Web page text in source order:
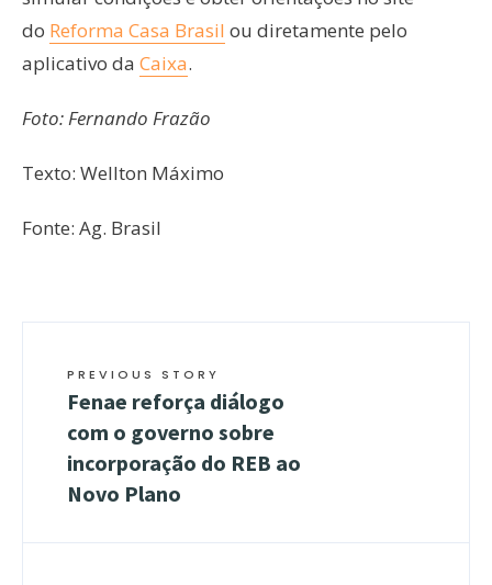
do Reforma Casa Brasil ou diretamente pelo
aplicativo da Caixa.
Foto: Fernando Frazão
Texto: Wellton Máximo
Fonte: Ag. Brasil
PREVIOUS STORY
Fenae reforça diálogo
com o governo sobre
incorporação do REB ao
Novo Plano